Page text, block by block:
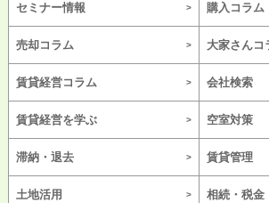
セミナー情報 購入コラム
売却コラム 大家さんコ
賃貸経営コラム 会社検索
賃貸経営を学ぶ 空室対策
滞納・退去 賃貸管理
土地活用 相続・税金